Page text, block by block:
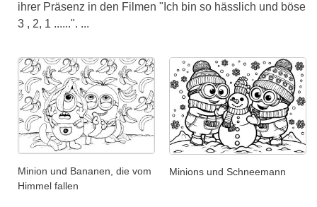
ihrer Präsenz in den Filmen "Ich bin so hässlich und böse
3 , 2, 1 ......". ...
Minion und Bananen, die vom
Himmel fallen
Minions und Schneemann